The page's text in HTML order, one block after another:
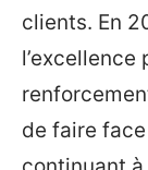
clients. En
l’excellence
de faire